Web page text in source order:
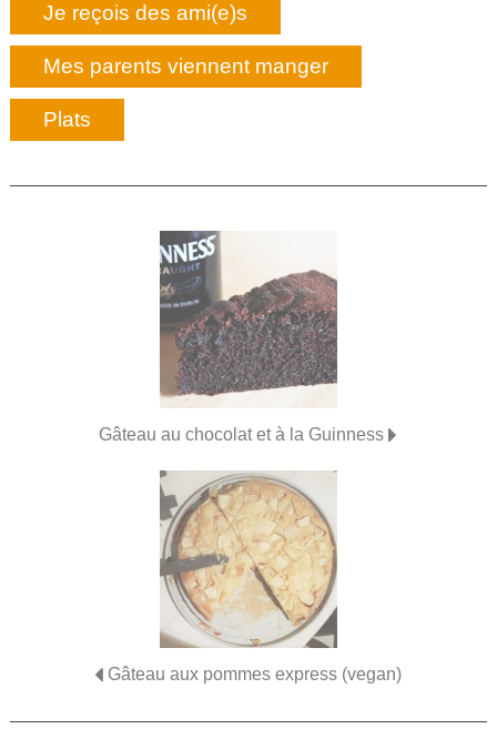
Je reçois des ami(e)s
Mes parents viennent manger
Plats
Gâteau au chocolat et à la Guinness
Gâteau aux pommes express (vegan)